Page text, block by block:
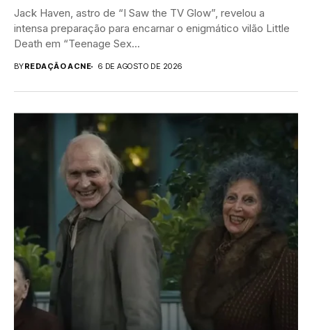
Jack Haven, astro de “I Saw the TV Glow”, revelou a
intensa preparação para encarnar o enigmático vilão Little
Death em “Teenage Sex...
BYREDAÇÃO ACNE 6 DE AGOSTO DE 2026